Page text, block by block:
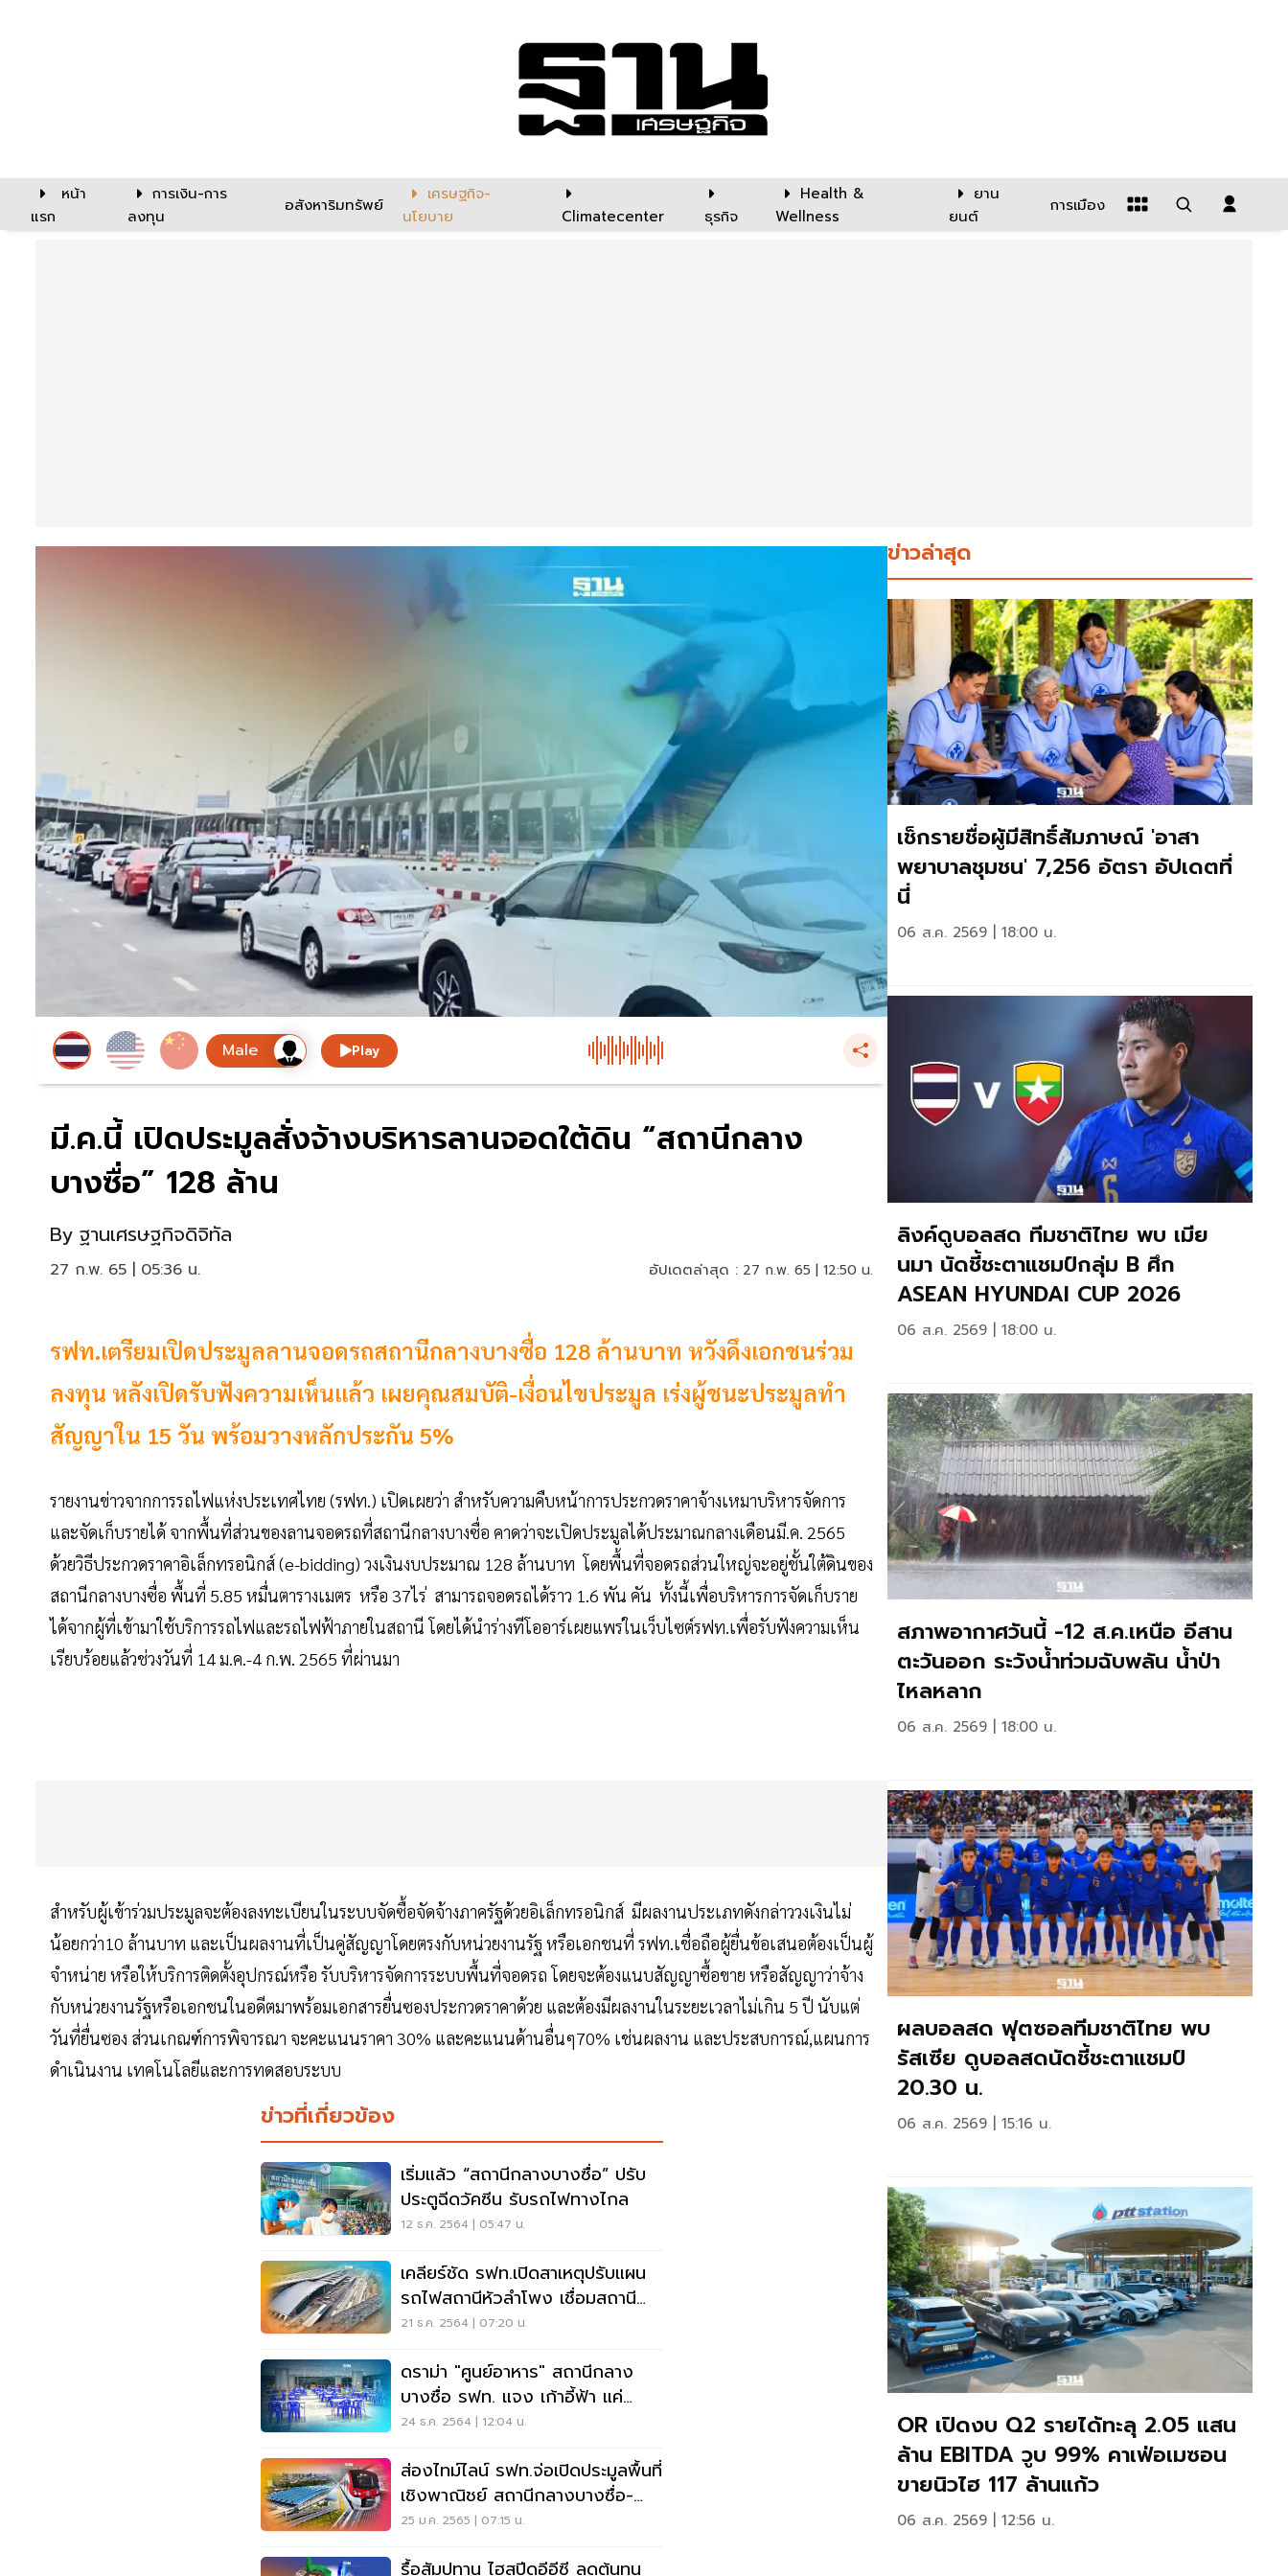
หน้า
แรก
การเงิน-การ
ลงทุน
อสังหาริมทรัพย์
เศรษฐกิจ-
นโยบาย
Climatecenter ธุรกิจ
Health &
Wellness
ยาน
ยนต์
การเมือง
Play
มี.ค.นี้ เปิดประมูลสั่งจ้างบริหารลานจอดใต้ดิน “สถานีกลาง
บางซื่อ” 128 ล้าน
By ฐานเศรษฐกิจดิจิทัล
27 ก.พ. 65 | 05:36 น. อัปเดตล่าสุด : 27 ก.พ. 65 | 12:50 น.
รฟท.เตรียมเปิดประมูลลานจอดรถสถานีกลางบางซื่อ 128 ล้านบาท หวังดึงเอกชนร่วม
ลงทุน หลังเปิดรับฟังความเห็นแล้ว เผยคุณสมบัติ-เงื่อนไขประมูล เร่งผู้ชนะประมูลทำ
สัญญาใน 15 วัน พร้อมวางหลักประกัน 5%
รายงานข่าวจากการรถไฟแห่งประเทศไทย (รฟท.) เปิดเผยว่า สำหรับความคืบหน้าการประกวดราคาจ้างเหมาบริหารจัดการ
และจัดเก็บรายได้ จากพื้นที่ส่วนของลานจอดรถที่สถานีกลางบางซื่อ คาดว่าจะเปิดประมูลได้ประมาณกลางเดือนมี.ค. 2565
ด้วยวิธีประกวดราคาอิเล็กทรอนิกส์ (e-bidding) วงเงินงบประมาณ 128 ล้านบาท โดยพื้นที่จอดรถส่วนใหญ่จะอยู่ชั้นใต้ดินของ
สถานีกลางบางซื่อ พื้นที่ 5.85 หมื่นตารางเมตร หรือ 37ไร่ สามารถจอดรถได้ราว 1.6 พัน คัน ทั้งนี้เพื่อบริหารการจัดเก็บราย
ได้จากผู้ที่เข้ามาใช้บริการรถไฟและรถไฟฟ้าภายในสถานี โดยได้นำร่างทีโออาร์เผยแพร่ในเว็บไซต์รฟท.เพื่อรับฟังความเห็น
เรียบร้อยแล้วช่วงวันที่ 14 ม.ค.-4 ก.พ. 2565 ที่ผ่านมา
สำหรับผู้เข้าร่วมประมูลจะต้องลงทะเบียนในระบบจัดซื้อจัดจ้างภาครัฐด้วยอิเล็กทรอนิกส์ มีผลงานประเภทดังกล่าววงเงินไม่
น้อยกว่า10 ล้านบาท และเป็นผลงานที่เป็นคู่สัญญาโดยตรงกับหน่วยงานรัฐ หรือเอกชนที่ รฟท.เชื่อถือผู้ยื่นข้อเสนอต้องเป็นผู้
จำหน่าย หรือให้บริการติดตั้งอุปกรณ์หรือ รับบริหารจัดการระบบพื้นที่จอดรถ โดยจะต้องแนบสัญญาซื้อขาย หรือสัญญาว่าจ้าง
กับหน่วยงานรัฐหรือเอกชนในอดีตมาพร้อมเอกสารยื่นซองประกวดราคาด้วย และต้องมีผลงานในระยะเวลาไม่เกิน 5 ปี นับแต่
วันที่ยื่นซอง ส่วนเกณฑ์การพิจารณา จะคะแนนราคา 30% และคะแนนด้านอื่นๆ70% เช่นผลงาน และประสบการณ์,แผนการ
ดำเนินงาน เทคโนโลยีและการทดสอบระบบ
ข่าวที่เกี่ยวข้อง
เริ่มแล้ว “สถานีกลางบางซื่อ” ปรับ
ประตูฉีดวัคซีน รับรถไฟทางไกล
12 ธ.ค. 2564 | 05:47 น.
เคลียร์ชัด รฟท.เปิดสาเหตุปรับแผน
รถไฟสถานีหัวลำโพง เชื่อมสถานี
กลางบางซื่อ
21 ธ.ค. 2564 | 07:20 น.
ดราม่า "ศูนย์อาหาร" สถานีกลาง
บางซื่อ รฟท. แจง เก้าอี้ฟ้า แค่
ชั่วคราว
24 ธ.ค. 2564 | 12:04 น.
ส่องไทม์ไลน์ รฟท.จ่อเปิดประมูลพื้นที่
เชิงพาณิชย์ สถานีกลางบางซื่อ-
รถไฟสายสีแดง
25 ม.ค. 2565 | 07:15 น.
รื้อสัมปทาน ไฮสปีดอีอีซี ลดต้นทุน
ข่าวล่าสุด
เช็กรายชื่อผู้มีสิทธิ์สัมภาษณ์ 'อาสา
พยาบาลชุมชน' 7,256 อัตรา อัปเดตที่
นี่
06 ส.ค. 2569 | 18:00 น.
ลิงค์ดูบอลสด ทีมชาติไทย พบ เมีย
นมา นัดชี้ชะตาแชมป์กลุ่ม B ศึก
ASEAN HYUNDAI CUP 2026
06 ส.ค. 2569 | 18:00 น.
สภาพอากาศวันนี้ -12 ส.ค.เหนือ อีสาน
ตะวันออก ระวังน้ำท่วมฉับพลัน น้ำป่า
ไหลหลาก
06 ส.ค. 2569 | 18:00 น.
ผลบอลสด ฟุตซอลทีมชาติไทย พบ
รัสเซีย ดูบอลสดนัดชี้ชะตาแชมป์
20.30 น.
06 ส.ค. 2569 | 15:16 น.
OR เปิดงบ Q2 รายได้ทะลุ 2.05 แสน
ล้าน EBITDA วูบ 99% คาเฟ่อเมซอน
ขายนิวไฮ 117 ล้านแก้ว
06 ส.ค. 2569 | 12:56 น.